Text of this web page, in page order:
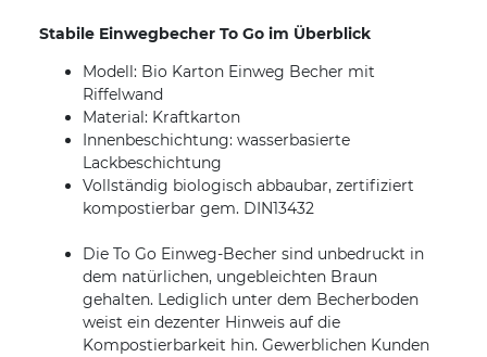
Stabile Einwegbecher To Go im Überblick
Modell: Bio Karton Einweg Becher mit
Riffelwand
Material: Kraftkarton
Innenbeschichtung: wasserbasierte
Lackbeschichtung
Vollständig biologisch abbaubar, zertifiziert
kompostierbar gem. DIN13432
Die To Go Einweg-Becher sind unbedruckt in
dem natürlichen, ungebleichten Braun
gehalten. Lediglich unter dem Becherboden
weist ein dezenter Hinweis auf die
Kompostierbarkeit hin. Gewerblichen Kunden